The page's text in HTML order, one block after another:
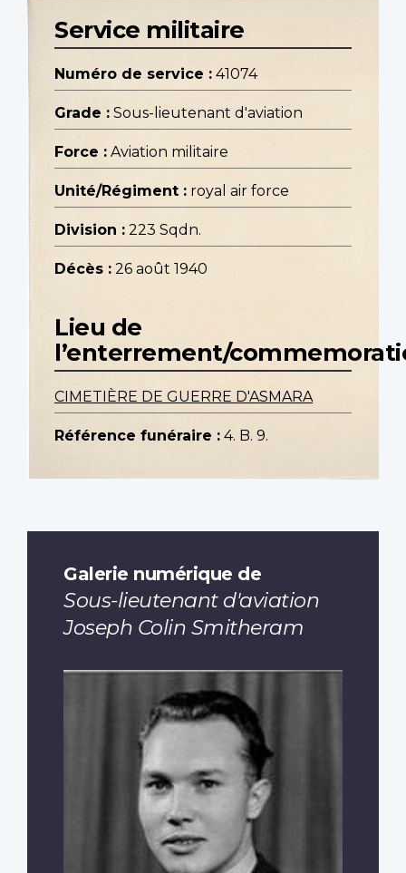
Service militaire
Numéro de service : 41074
Grade : Sous-lieutenant d'aviation
Force : Aviation militaire
Unité/Régiment : royal air force
Division : 223 Sqdn.
Décès : 26 août 1940
Lieu de
l’enterrement/
CIMETIÈRE DE GUERRE D'ASMARA
Référence funéraire : 4. B. 9.
Galerie numérique de
Sous-lieutenant d'aviation
Joseph Colin Smitheram